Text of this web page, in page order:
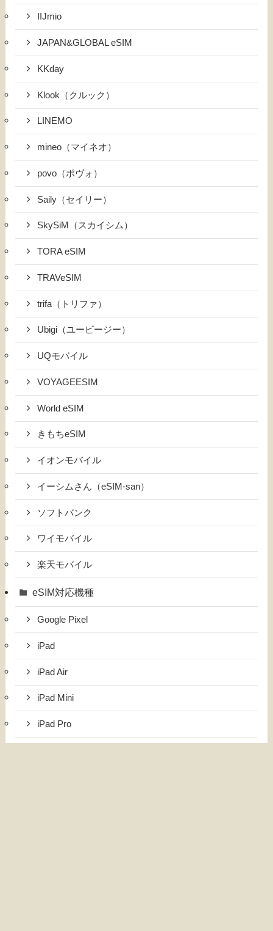
IIJmio
JAPAN&GLOBAL eSIM
KKday
Klook（クルック）
LINEMO
mineo（マイネオ）
povo（ポヴォ）
Saily（セイリー）
SkySiM（スカイシム）
TORA eSIM
TRAVeSIM
trifa（トリファ）
Ubigi（ユービージー）
UQモバイル
VOYAGEESIM
World eSIM
きもちeSIM
イオンモバイル
イーシムさん（eSIM-san）
ソフトバンク
ワイモバイル
楽天モバイル
eSIM対応機種
Google Pixel
iPad
iPad Air
iPad Mini
iPad Pro